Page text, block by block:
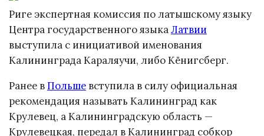
Риге экспертная комиссия по латышскому языку
Центра государственного языкаЛатвии
выступила с инициативой именования
Калининграда Караляучи, либо Кёнигсберг.
Ранее вПольше вступила в силу официальная
рекомендация называть Калининград как
Крулевец, а Калининградскую область —
Крулевецкая, передал в Калининград собкор